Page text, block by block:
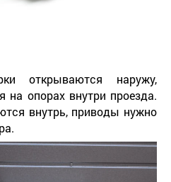
открываются наружу,
на опорах внутри проезда.
внутрь, приводы нужно